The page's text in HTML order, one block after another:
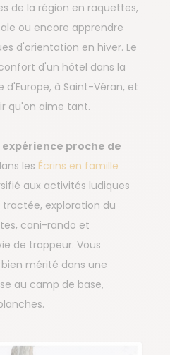
de la région en raquettes,
ou encore apprendre
d'orientation en hiver. Le
d'un hôtel dans la
à Saint-Véran, et
qu'on aime tant.
proche de
les Écrins en famille
aux activités ludiques
exploration du
cani-rando et
de trappeur. Vous
mérité dans une
au camp de base,